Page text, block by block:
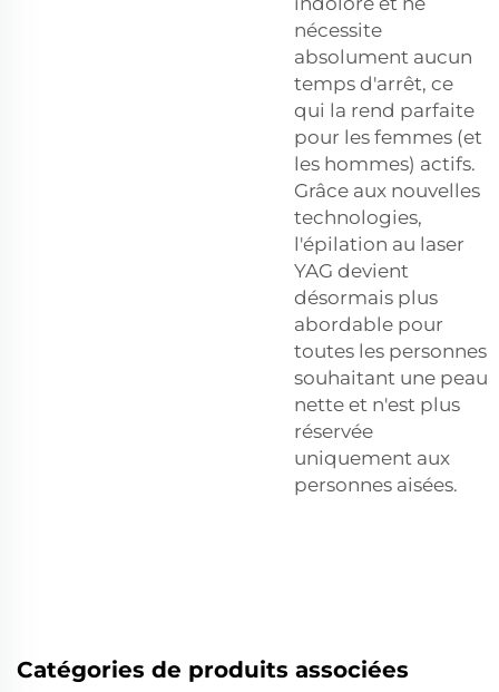
nécessite
absolument aucun
temps d'arrêt, ce
qui la rend parfaite
pour les femmes (et
les hommes) actifs.
Grâce aux nouvelles
technologies,
l'épilation au laser
YAG devient
désormais plus
abordable pour
toutes les personnes
souhaitant une peau
nette et n'est plus
réservée
uniquement aux
personnes aisées.
Catégories de produits associées